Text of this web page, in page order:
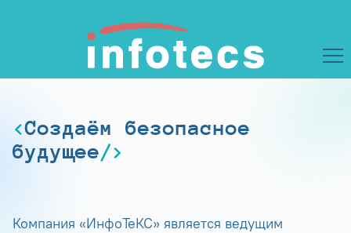
Создаём безопасное
будущее
Компания «ИнфоТеКС» является ведущим